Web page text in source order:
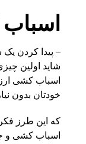
– پیدا کردن
شاید اولین
اسباب کشی
خودتان بدون
که این طرز
اسباب کشی و